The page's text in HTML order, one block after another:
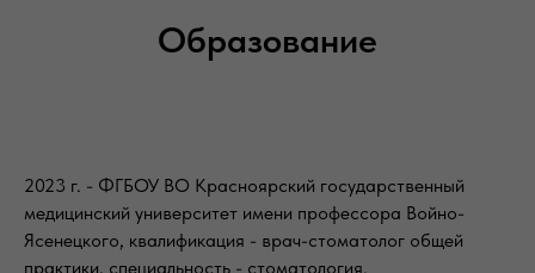
Образование
2023 г. - ФГБОУ ВО Красноярский государственный
медицинский университет имени профессора Войно-
Ясенецкого, квалификация - врач-стоматолог общей
практики, специальность - стоматология.